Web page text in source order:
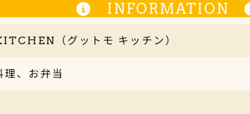
INFORMATION
（グットモ キッチン）
理、お弁当